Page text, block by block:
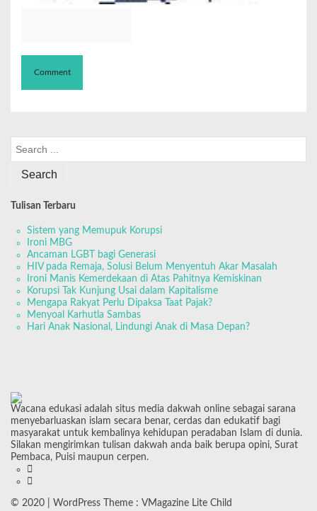
Tulisan Terbaru
Sistem yang Memupuk Korupsi
Ironi MBG
Ancaman LGBT bagi Generasi
HIV pada Remaja, Solusi Belum Menyentuh Akar Masalah
Ironi Manis Kemerdekaan di Atas Pahitnya Kemiskinan
Korupsi Tak Kunjung Usai dalam Kapitalisme
Mengapa Rakyat Perlu Dipaksa Taat Pajak?
Menyoal Karhutla Sambas
Hari Anak Nasional, Lindungi Anak di Masa Depan?
Wacana edukasi adalah situs media dakwah online sebagai sarana
menyebarluaskan islam secara benar, cerdas dan edukatif bagi
masyarakat untuk kembalinya kehidupan peradaban Islam di dunia.
Silakan mengirimkan tulisan dakwah anda baik berupa opini, Surat
Pembaca, Puisi maupun cerpen.
© 2020 | WordPress Theme : VMagazine Lite Child